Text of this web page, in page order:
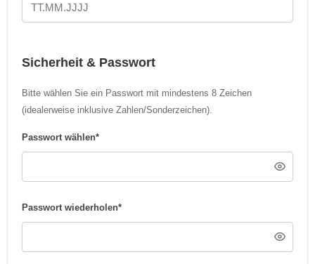
Sicherheit & Passwort
Bitte wählen Sie ein Passwort mit mindestens 8 Zeichen
(idealerweise inklusive Zahlen/Sonderzeichen).
Passwort wählen*
Passwort wiederholen*